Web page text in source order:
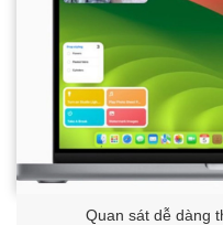
Quan sát dễ dàng